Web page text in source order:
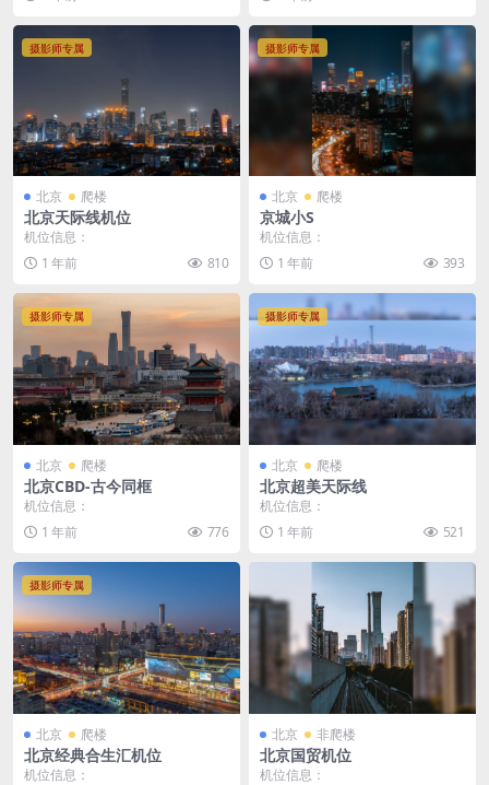
摄影师专属
北京 爬楼
北京天际线机位
机位信息：
1 年前
810
摄影师专属
北京 爬楼
京城小S
机位信息：
1 年前
393
摄影师专属
北京 爬楼
北京CBD-古今同框
机位信息：
1 年前
776
摄影师专属
北京 爬楼
北京超美天际线
机位信息：
1 年前
521
摄影师专属
北京 爬楼
北京经典合生汇机位
机位信息：
北京 非爬楼
北京国贸机位
机位信息：